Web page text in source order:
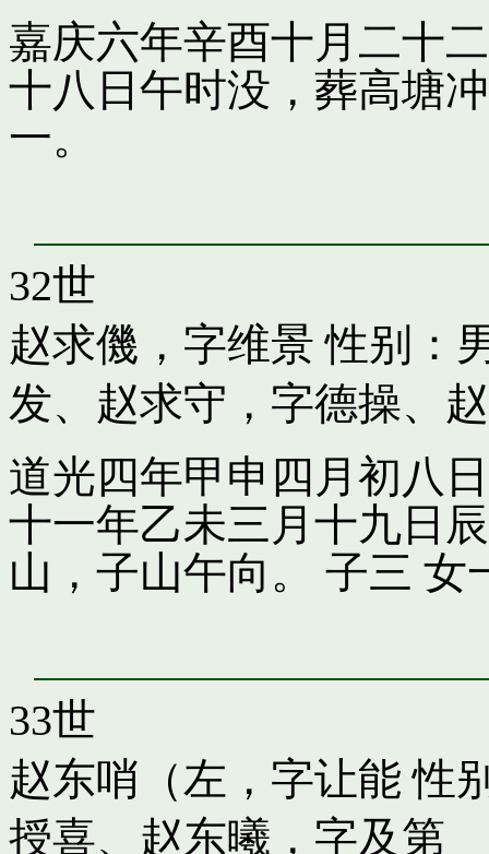
嘉庆六年辛酉十月二十
十八日午时没，葬高塘
一。
32世
赵求僟，字维景 性别：
发、 赵求守，字德操、
道光四年甲申四月初八
十一年乙未三月十九日
山，子山午向。 子三 女
33世
赵东哨（左，字让能 性
授喜、 赵东曦，字及第